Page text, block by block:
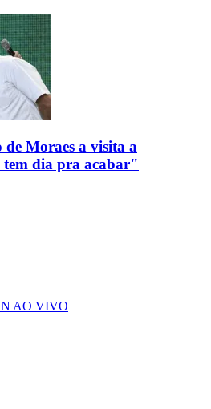
de Moraes a visita a
dia pra acabar"
AO VIVO